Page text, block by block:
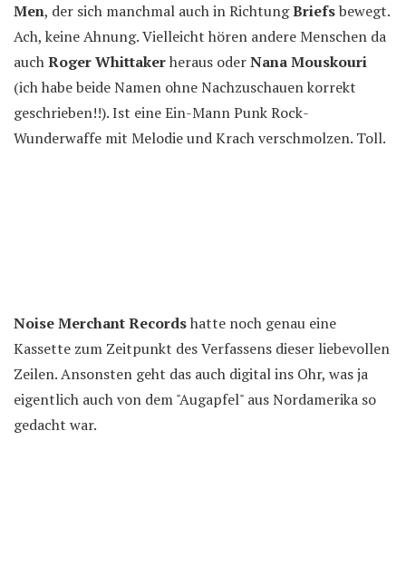
Men, der sich manchmal auch in RichtungBriefsbewegt.
Ach, keine Ahnung. Vielleicht hören andere Menschen da
auchRoger Whittakerheraus oderNana Mouskouri
(ich habe beide Namen ohne Nachzuschauen korrekt
geschrieben!!). Ist eine Ein-Mann Punk Rock-
Wunderwaffe mit Melodie und Krach verschmolzen. Toll.
Noise Merchant Recordshatte noch genau eine
Kassette zum Zeitpunkt des Verfassens dieser liebevollen
Zeilen. Ansonsten geht das auch digital ins Ohr, was ja
eigentlich auch von dem "Augapfel" aus Nordamerika so
gedacht war.